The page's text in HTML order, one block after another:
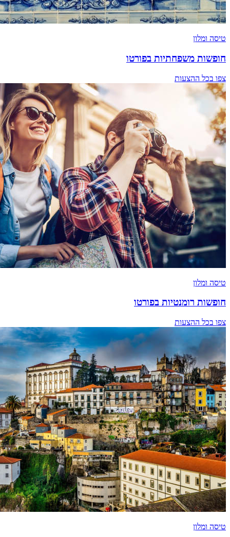
טיסה ומלון
חופשות משפחתיות בפורטו
צפו בכל ההצעות
טיסה ומלון
חופשות רומנטיות בפורטו
צפו בכל ההצעות
טיסה ומלון